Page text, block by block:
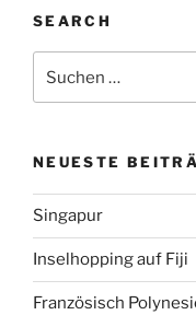
Osten
Tasmaniens“
SEARCH
nach:
NEUESTE
Singapur
Inselhopping auf Fiji
Französisch